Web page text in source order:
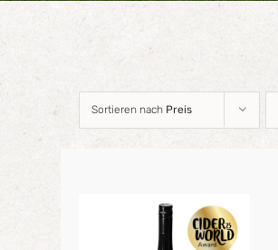
Sortieren nach Preis